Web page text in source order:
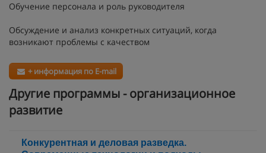
Обучение персонала и роль руководителя
Обсуждение и анализ конкретных ситуаций, когда
возникают проблемы с качеством
+ информация по E-mail
Другие программы - организационное
развитие
Конкурентная и деловая разведка.